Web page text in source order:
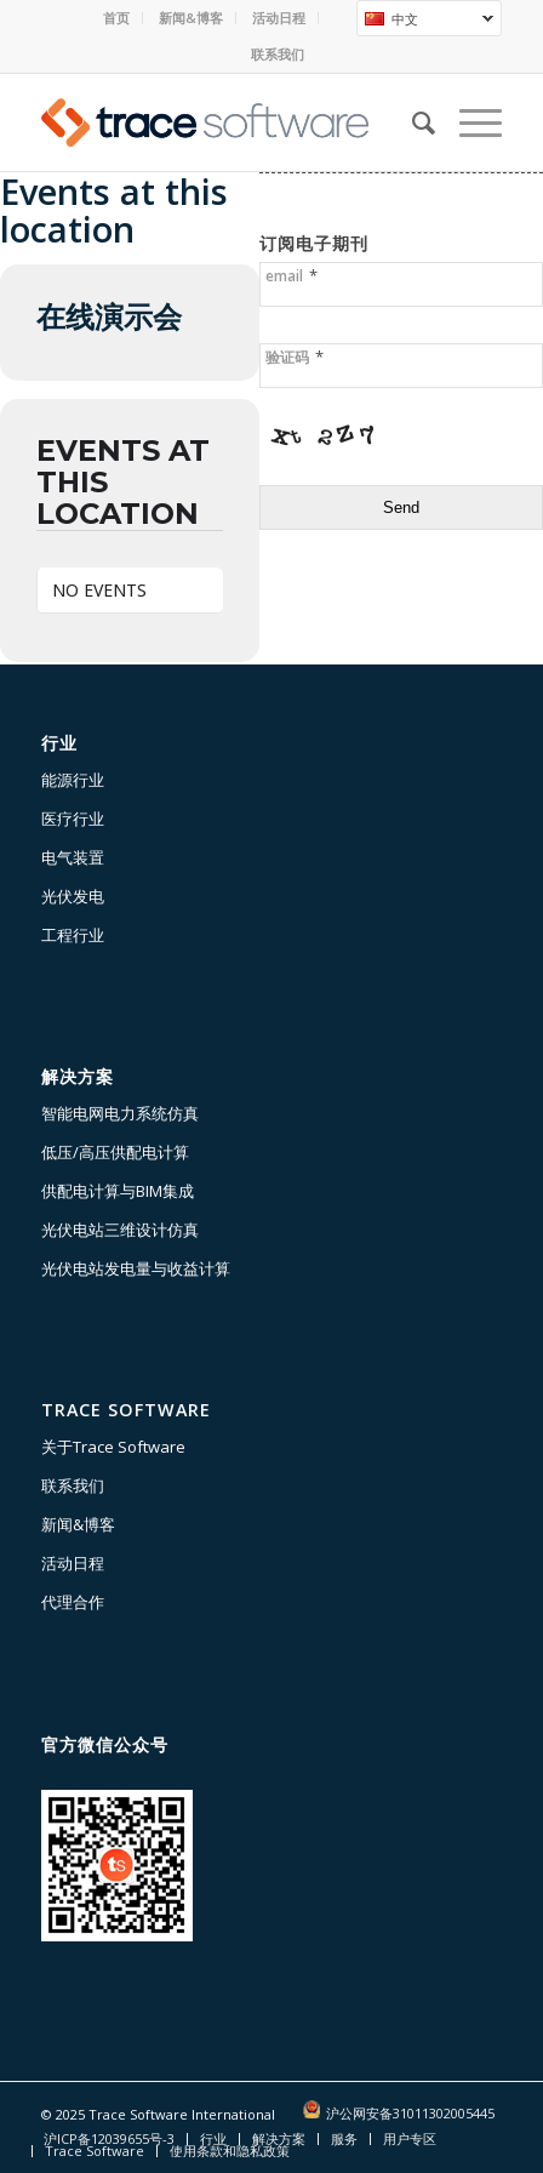
中文
首页 新闻&博客
活动日程
联系我们
Events at this
location
在线演示会
EVENTS AT
THIS
LOCATION
NO EVENTS
订阅电子期刊
email *
验证码 *
Send
行业
能源行业
医疗行业
电气装置
光伏发电
工程行业
解决方案
智能电网电力系统仿真
低压/高压供配电计算
供配电计算与BIM集成
光伏电站三维设计仿真
光伏电站发电量与收益计算
TRACE SOFTWARE
关于Trace Software
联系我们
新闻&博客
活动日程
代理合作
官方微信公众号
© 2025 Trace Software International
沪公网安备31011302005445
沪ICP备12039655号-3
行业 解决方案 服务 用户专区
Trace Software 使用条款和隐私政策